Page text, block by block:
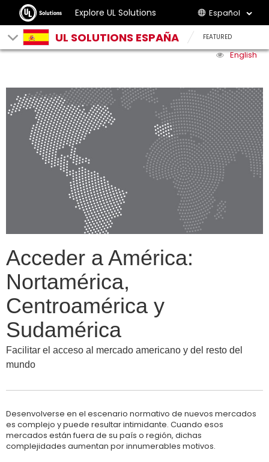
Explore UL Solutions Español
UL SOLUTIONS ESPAÑA FEATURED
English
Acceder a América:
Nortamérica,
Centroamérica y
Sudamérica
Facilitar el acceso al mercado americano y del resto del
mundo
Desenvolverse en el escenario normativo de nuevos mercados
es complejo y puede resultar intimidante. Cuando esos
mercados están fuera de su país o región, dichas
complejidades aumentan por innumerables motivos.